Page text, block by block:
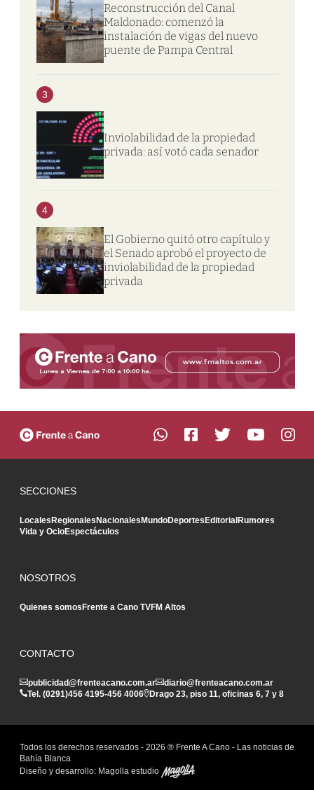
Reconstrucción del Canal
Maldonado: comenzó la
instalación de vigas del nuevo
puente de Pampa Central
3
Inviolabilidad de la propiedad
privada: así votó cada senador
4
El Gobierno quitó otro capítulo y
el Senado aprobó el proyecto de
inviolabilidad de la propiedad
privada
SECCIONES
LocalesRegionalesNacionalesMundoDeportesEditorialRumores
Vida y OcioEspectáculos
NOSOTROS
Quienes somosFrente a Cano TVFM Altos
CONTACTO
publicidad@frenteacano.com.ar
diario@frenteacano.com.ar
Tel. (0291)456 4195-456 4006 Drago 23, piso 11, oficinas 6, 7 y 8
Todos los derechos reservados - 2026 ® Frente A Cano - Las noticias de
Bahía Blanca
Diseño y desarrollo: Magolla estudio